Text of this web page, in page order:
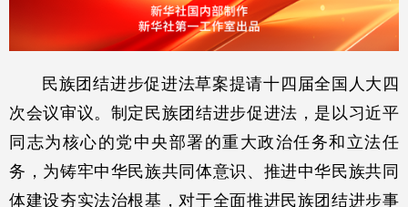
民族团结进步促进法草案提请十四届全国人大四
次会议审议。制定民族团结进步促进法，是以习近平
同志为核心的党中央部署的重大政治任务和立法任
务，为铸牢中华民族共同体意识、推进中华民族共同
体建设夯实法治根基，对于全面推进民族团结进步事